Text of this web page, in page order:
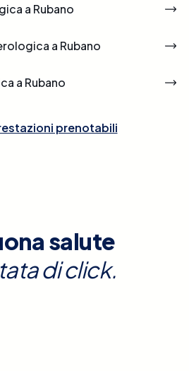
a Rubano
a Rubano
a Rubano
prenotabili
salute
di click.